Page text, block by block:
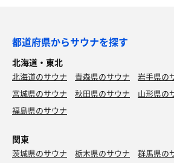
鬼盛りめんたい丼
うまうまぷちぷちの明太子が爆盛
がおがお、ぷちぷちとりとりー！
都道府県からサウナを探す
北海道・東北
北海道のサウナ 青森県のサウナ
岩手県の
宮城県のサウナ
秋田県のサウナ
山形県の
福島県のサウナ
関東
茨城県のサウナ 栃木県のサウナ
群馬県の